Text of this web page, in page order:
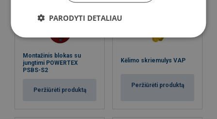
Montažinis blokas su
jungtimi POWERTEX
PSBS-S2
Peržiūrėti produktą
Kėlimo skriemulys VAP
Peržiūrėti produktą
PARODYTI DETALIAU